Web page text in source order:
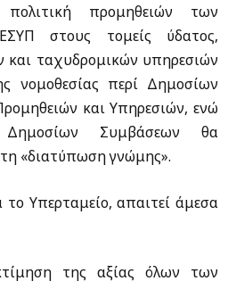
πολιτική προμηθειών των
στους τομείς ύδατος,
και ταχυδρομικών υπηρεσιών
νομοθεσίας περί Δημοσίων
και Υπηρεσιών, ενώ
Συμβάσεων θα
«διατύπωση γνώμης».
Υπερταμείο, απαιτεί άμεσα
της αξίας όλων των